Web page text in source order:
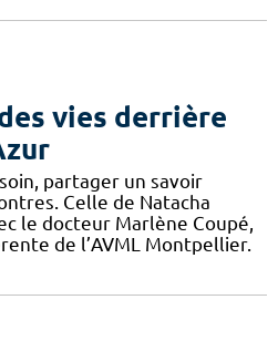
vies derrière
partager un savoir
Celle de Natacha
le docteur Marlène Coupé,
de l’AVML Montpellier.